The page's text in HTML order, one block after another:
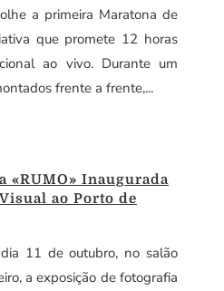
a primeira Maratona de
que promete 12 horas
ao vivo. Durante um
frente a frente,...
«RUMO» Inaugurada
ao Porto de
11 de outubro, no salão
a exposição de fotografia